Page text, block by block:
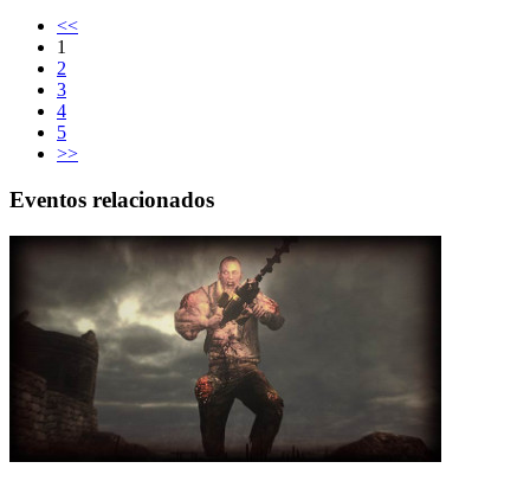
<<
1
2
3
4
5
>>
Eventos relacionados